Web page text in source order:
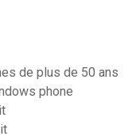
de plus de 50 ans
phone